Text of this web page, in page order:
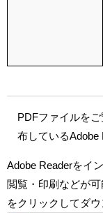
PDFファイルを
布しているAdobe
Adobe Readerをイ
閲覧・印刷などが
をクリックしてダ